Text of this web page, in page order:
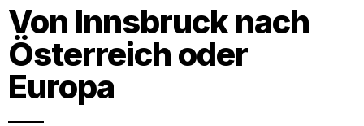
Von Innsbruck nach
Österreich oder
Europa